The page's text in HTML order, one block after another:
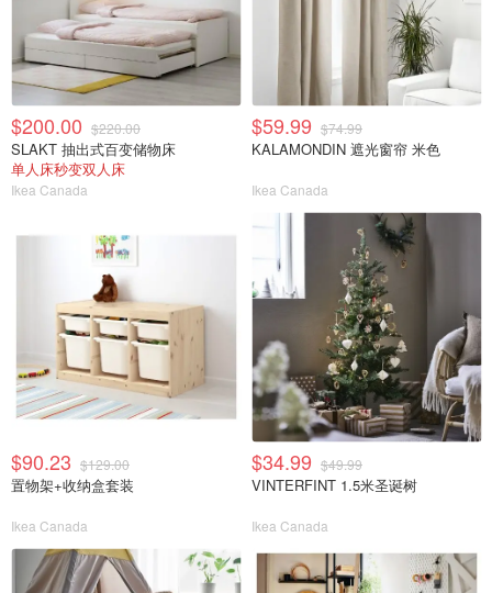
$200.00 $220.00
SLAKT 抽出式百变储物床
单人床秒变双人床
Ikea Canada
$59.99 $74.99
KALAMONDIN 遮光窗帘 米色
Ikea Canada
$90.23 $129.00
置物架+收纳盒套装
Ikea Canada
$34.99 $49.99
VINTERFINT 1.5米圣诞树
Ikea Canada